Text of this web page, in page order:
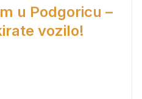
u Podgoricu –
vozilo!